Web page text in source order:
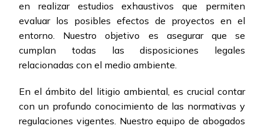
en realizar estudios exhaustivos que permiten
evaluar los posibles efectos de proyectos en el
entorno. Nuestro objetivo es asegurar que se
cumplan todas las disposiciones legales
relacionadas con el medio ambiente.
En el ámbito del litigio ambiental, es crucial contar
con un profundo conocimiento de las normativas y
regulaciones vigentes. Nuestro equipo de abogados